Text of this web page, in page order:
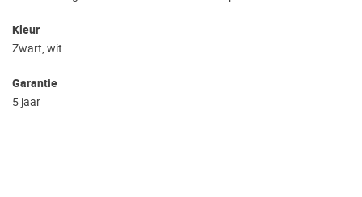
Kleur
Zwart, wit
Garantie
5 jaar